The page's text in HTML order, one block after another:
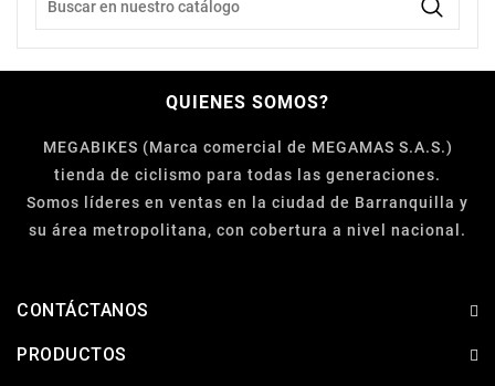
ROPA
QUIENES SOMOS?
MEGABIKES (Marca comercial de MEGAMAS S.A.S.)
tienda de ciclismo para todas las generaciones.
Somos líderes en ventas en la ciudad de Barranquilla y
su área metropolitana, con cobertura a nivel nacional.
CONTÁCTANOS
PRODUCTOS